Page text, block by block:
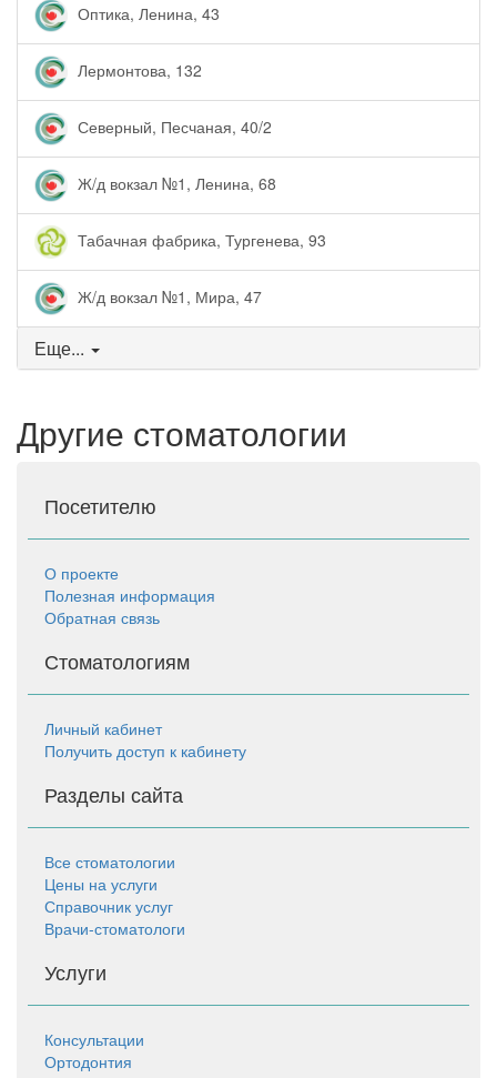
Оптика, Ленина, 43
Лермонтова, 132
Северный, Песчаная, 40/2
Ж/д вокзал №1, Ленина, 68
Табачная фабрика, Тургенева, 93
Ж/д вокзал №1, Мира, 47
Еще...
Другие стоматологии
Посетителю
О проекте
Полезная информация
Обратная связь
Стоматологиям
Личный кабинет
Получить доступ к кабинету
Разделы сайта
Все стоматологии
Цены на услуги
Справочник услуг
Врачи-стоматологи
Услуги
Консультации
Ортодонтия